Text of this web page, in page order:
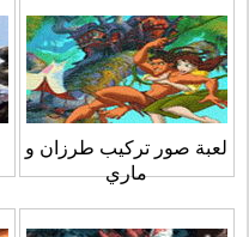
لعبة صور تركيب طرزان و
ماري